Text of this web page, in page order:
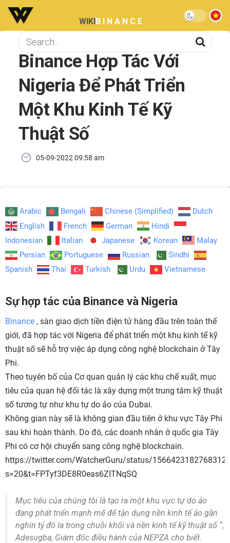
WIKIBINANCE
Binance Hợp Tác Với
Nigeria Để Phát Triển
Một Khu Kinh Tế Kỹ
Thuật Số
05-09-2022 09:58 am
Arabic Bengali Chinese (Simplified)
Dutch
English
French German
Hindi
Indonesian
Italian Japanese Korean
Malay
Persian
Portuguese Russian
Sindhi
Spanish
Thai Turkish Urdu Vietnamese
Sự hợp tác của Binance và Nigeria
Binance , sàn giao dịch tiền điện tử hàng đầu trên toàn thế
giới, đã hợp tác với Nigeria để phát triển một khu kinh tế kỹ
thuật số sẽ hỗ trợ việc áp dụng công nghệ blockchain ở Tây
Phi.
Theo tuyên bố của Cơ quan quản lý các khu chế xuất, mục
tiêu của quan hệ đối tác là xây dựng một trung tâm kỹ thuật
số tương tự như khu tự do ảo của Dubai.
Không gian này sẽ là không gian đầu tiên ở khu vực Tây Phi
sau khi hoàn thành. Do đó, các doanh nhân ở quốc gia Tây
Phi có cơ hội chuyển sang công nghệ blockchain.
https://twitter.com/WatcherGuru/status/
s=20&t=FPTyf3DE8R0eas6ZITNqSQ
Mục tiêu của chúng tôi là tạo ra một khu vực tự do ảo
đang phát triển mạnh mẽ để tận dụng nền kinh tế ảo gần
nghìn tỷ đô la trong chuỗi khối và nền kinh tế kỹ thuật số “,
Adesugba, Giám đốc điều hành của NEPZA cho biết.